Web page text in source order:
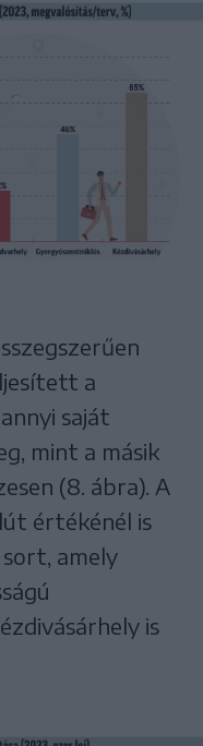
a
saját
mint a másik
(8. ábra). A
értékénél is
amely
is